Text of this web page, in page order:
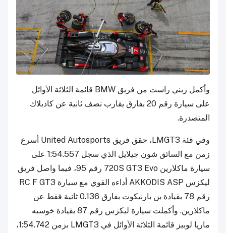
وأكمل ريني راست من فريق BMW قائمة الثلاثة الأوائل
على سيارة رقم 20 بفارق يقارب نصف ثانية عن كاديلاك
المتصدرة.
وفي فئة LMGT3، حقق فريق United Autosports أسرع
زمن مع السائق شون جيلايل الذي سجل 1:54.557 على
سيارة ماكلارين 720S GT3 Evo رقم 95، فيما واصل فريق
ليكزس AKKODIS ASP أداءه القوي مع سيارة RC F GT3
رقم 78 بقيادة بن بارنيكوت بفارق 0.136 ثانية فقط عن
ماكلارين. وأكملت سيارة ليكزس رقم 87 بقيادة خوسيه
ماريا لوبيز قائمة الثلاثة الأوائل في LMGT3 بزمن 1:54.742،